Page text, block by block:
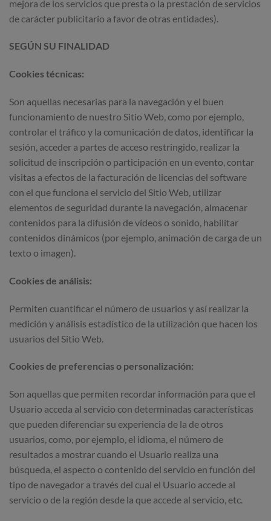
mejora de los servicios que presta o la prestación de servicios
de carácter publicitario a favor de otras entidades).
SEGÚN SU FINALIDAD
Cookies técnicas:
Son aquellas necesarias para la navegación y el buen
funcionamiento de nuestro Sitio Web, como por ejemplo,
controlar el tráfico y la comunicación de datos, identificar la
sesión, acceder a partes de acceso restringido, realizar la
solicitud de inscripción o participación en un evento, contar
visitas a efectos de la facturación de licencias del software
con el que funciona el servicio del Sitio Web, utilizar
elementos de seguridad durante la navegación, almacenar
contenidos para la difusión de vídeos o sonido, habilitar
contenidos dinámicos (por ejemplo, animación de carga de un
texto o imagen).
Cookies de análisis:
Permiten cuantificar el número de usuarios y así realizar la
medición y análisis estadístico de la utilización que hacen los
usuarios del Sitio Web.
Cookies de preferencias o personalización:
Son aquellas que permiten recordar información para que el
Usuario acceda al servicio con determinadas características
que pueden diferenciar su experiencia de la de otros
usuarios, como, por ejemplo, el idioma, el número de
resultados a mostrar cuando el Usuario realiza una
búsqueda, el aspecto o contenido del servicio en función del
tipo de navegador a través del cual el Usuario accede al
servicio o de la región desde la que accede al servicio, etc.